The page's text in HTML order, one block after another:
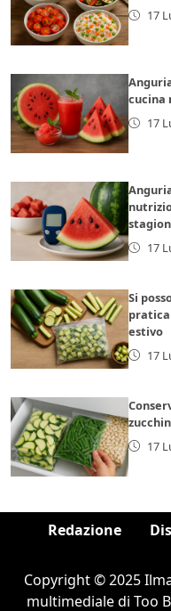
17
cucina
17
17
Si
pratica
estivo
17
17
Redazione
Copyright © 2025
multimediale di Too